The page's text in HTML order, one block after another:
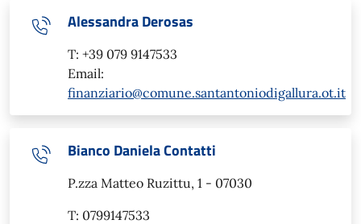
Alessandra Derosas
T: +39 079 9147533
Email:
finanziario@comune.santantoniodigallura.ot.it
Bianco Daniela Contatti
P.zza Matteo Ruzittu, 1 - 07030
T: 0799147533